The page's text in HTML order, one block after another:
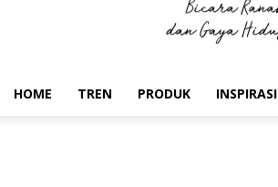
HOME TREN PRODUK INSPIRASI